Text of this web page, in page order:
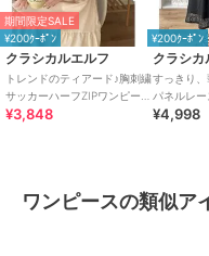
♪
サマージャケットやジレを
すよ◎
またキャップをかぶって足
るスポーティーカジュアルコ
小物をアクセントにして楽
コーデのご参考にも...
期間限定SALE
¥200ｸｰﾎﾟﾝ
クラシカルエルフ
トレンドのティアード♪胸刺繍
サッカーハーフZIPワンピース
（ロング）
¥3,848
¥200ｸｰﾎﾟﾝ
クラシカ
すっきり
パネルレー
ス
¥4,998
ワンピースの類似ア